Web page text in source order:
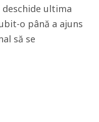
ultima
o până a ajuns
să se